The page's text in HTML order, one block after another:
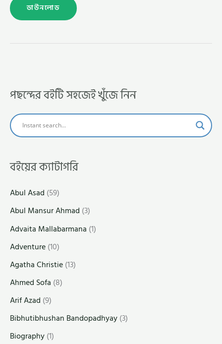
ডাউনলোড
পছন্দের বইটি সহজেই খুঁজে নিন
বইয়ের ক্যাটাগরি
Abul Asad (59)
Abul Mansur Ahmad (3)
Advaita Mallabarmana (1)
Adventure(10)
Agatha Christie(13)
Ahmed Sofa (8)
Arif Azad (9)
Bibhutibhushan Bandopadhyay(3)
Biography(1)